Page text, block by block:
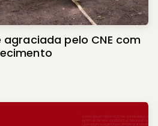
pelo CNE com